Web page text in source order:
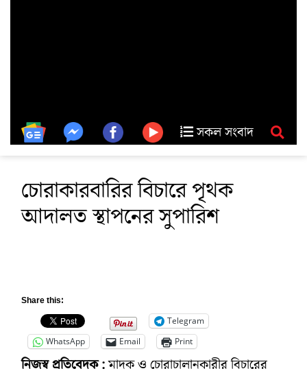
সকল সংবাদ
চোরাকারবারির বিচারে পৃথক
আদালত স্থাপনের সুপারিশ
Share this:
Telegram
WhatsApp
Email Print
নিজস্ব প্রতিবেদক :মাদক ও চোরাচালানকারীর বিচারের